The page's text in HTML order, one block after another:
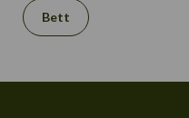
Bett